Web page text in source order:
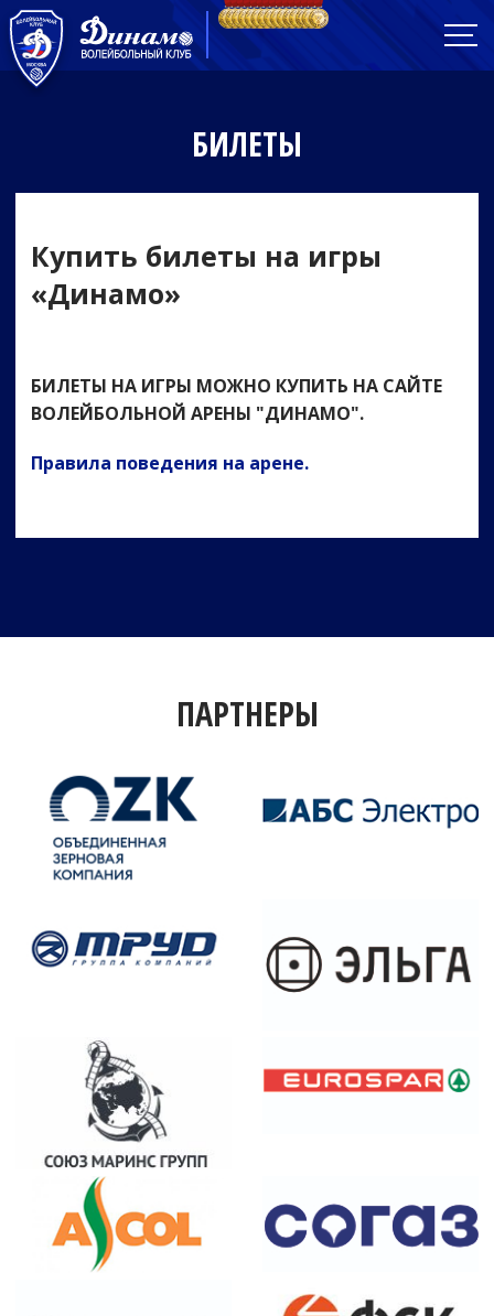
БИЛЕТЫ
Купить билеты на игры
«Динамо»
БИЛЕТЫ НА ИГРЫ МОЖНО КУПИТЬ НА САЙТЕ
ВОЛЕЙБОЛЬНОЙ АРЕНЫ "ДИНАМО".
Правила поведения на арене.
ПАРТНЕРЫ